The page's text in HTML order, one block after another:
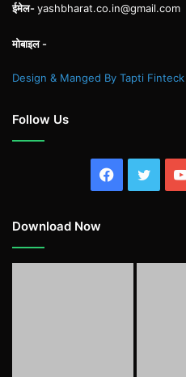
ईमेल-yashbharat.co.in@gmail.com
मोबाइल -
Design & Manged By Tapti Finteck
Follow Us
Facebook
Download Now